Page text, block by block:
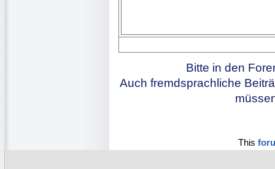
Bitte in den
Auch fremdsprachliche
This